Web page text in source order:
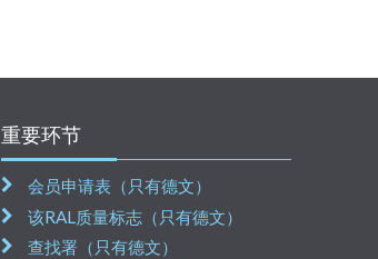
重要环节
会员申请表（只有德文）
该RAL质量标志（只有德文）
查找署（只有德文）